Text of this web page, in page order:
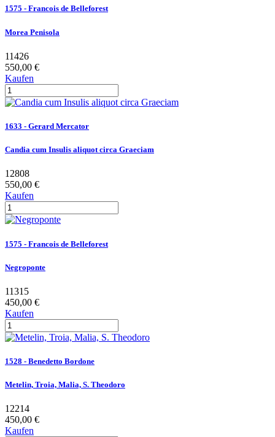
1575 - Francois de Belleforest
Morea Penisola
11426
550,00 €
Kaufen
1633 - Gerard Mercator
Candia cum Insulis aliquot circa Graeciam
12808
550,00 €
Kaufen
1575 - Francois de Belleforest
Negroponte
11315
450,00 €
Kaufen
1528 - Benedetto Bordone
Metelin, Troia, Malia, S. Theodoro
12214
450,00 €
Kaufen